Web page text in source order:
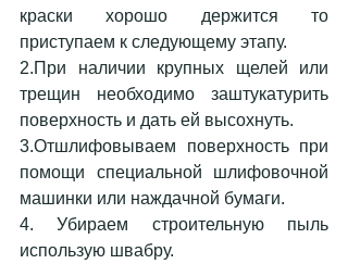
краски хорошо держится то
приступаем к следующему этапу.
2.При наличии крупных щелей или
трещин необходимо заштукатурить
поверхность и дать ей высохнуть.
3.Отшлифовываем поверхность при
помощи специальной шлифовочной
машинки или наждачной бумаги.
4. Убираем строительную пыль
использую швабру.